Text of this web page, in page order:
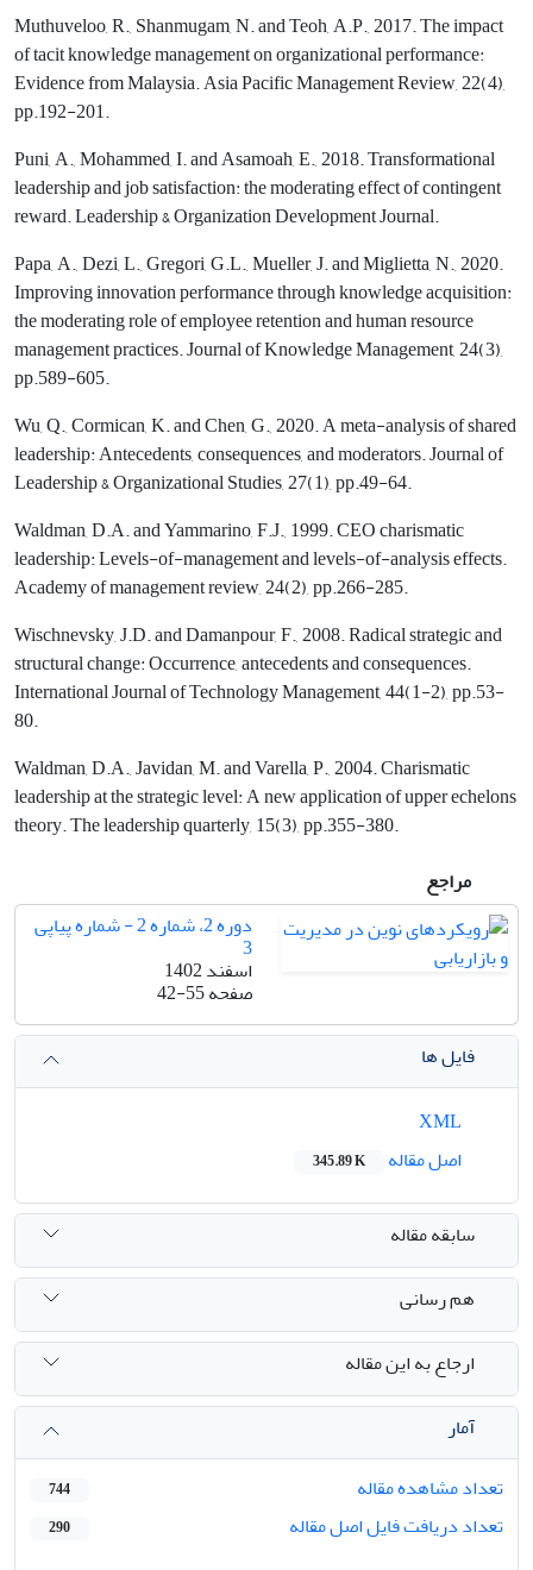
Muthuveloo, R., Shanmugam, N. and Teoh, A.P., 2017. The impact
of tacit knowledge management on organizational performance:
Evidence from Malaysia. Asia Pacific Management Review, 22(4),
pp.192-201.
Puni, A., Mohammed, I. and Asamoah, E., 2018. Transformational
leadership and job satisfaction: the moderating effect of contingent
reward. Leadership & Organization Development Journal.
Papa, A., Dezi, L., Gregori, G.L., Mueller, J. and Miglietta, N., 2020.
Improving innovation performance through knowledge acquisition:
the moderating role of employee retention and human resource
management practices. Journal of Knowledge Management, 24(3),
pp.589-605.
Wu, Q., Cormican, K. and Chen, G., 2020. A meta-analysis of shared
leadership: Antecedents, consequences, and moderators. Journal of
Leadership & Organizational Studies, 27(1), pp.49-64.
Waldman, D.A. and Yammarino, F.J., 1999. CEO charismatic
leadership: Levels-of-management and levels-of-analysis effects.
Academy of management review, 24(2), pp.266-285.
Wischnevsky, J.D. and Damanpour, F., 2008. Radical strategic and
structural change: Occurrence, antecedents and consequences.
International Journal of Technology Management, 44(1-2), pp.53-
80.
Waldman, D.A., Javidan, M. and Varella, P., 2004. Charismatic
leadership at the strategic level: A new application of upper echelons
theory. The leadership quarterly, 15(3), pp.355-380.
مراجع
دوره 2، شماره 2 - شماره پیاپی
3
اسفند 1402
صفحه42-55
فایل ها
اصل مقاله
345.89 K
سابقه مقاله
هم رسانی
ارجاع به این مقاله
آمار
تعداد مشاهده مقاله
744
تعداد دریافت فایل اصل مقاله 290